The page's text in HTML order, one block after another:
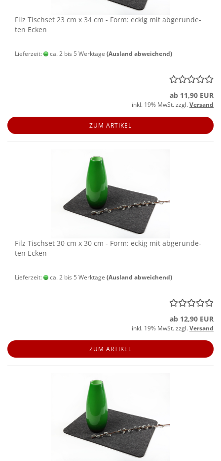
Filz Tisch­set 23 cm x 34 cm - Form: eckig mit ab­ge­run­de­
ten Ecken
Lieferzeit: ca. 2 bis 5 Werktage (Ausland abweichend)
ab 11,90 EUR
inkl. 19% MwSt. zzgl.Versand
ZUM ARTIKEL
Filz Tisch­set 30 cm x 30 cm - Form: eckig mit ab­ge­run­de­
ten Ecken
Lieferzeit: ca. 2 bis 5 Werktage (Ausland abweichend)
ab 12,90 EUR
inkl. 19% MwSt. zzgl.Versand
ZUM ARTIKEL